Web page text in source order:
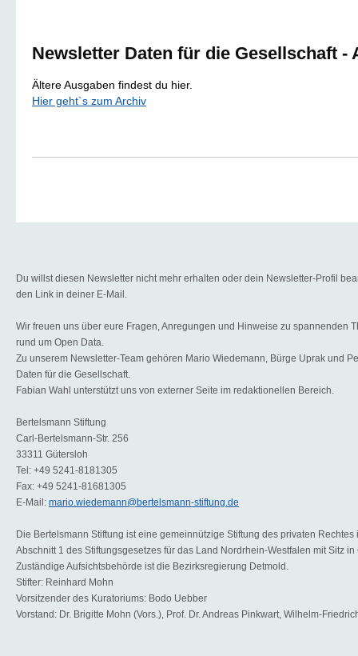
Newsletter Daten für die Gesellschaft -
Ältere Ausgaben findest du hier.
Hier geht`s zum Archiv
Du willst diesen Newsletter nicht mehr erhalten oder dein Newsletter-Profil
den Link in deiner E-Mail.
Wir freuen uns über eure Fragen, Anregungen und Hinweise zu spannenden
rund um Open Data.
Zu unserem Newsletter-Team gehören Mario Wiedemann, Bürge Uprak und
Daten für die Gesellschaft.
Fabian Wahl unterstützt uns von externer Seite im redaktionellen Bereich.
Bertelsmann Stiftung
Carl-Bertelsmann-Str. 256
33311 Gütersloh
Tel: +49 5241-8181305
Fax: +49 5241-81681305
E-Mail: mario.wiedemann@bertelsmann-stiftung.de
Die Bertelsmann Stiftung ist eine gemeinnützige Stiftung des privaten Rechtes
Abschnitt 1 des Stiftungsgesetzes für das Land Nordrhein-Westfalen mit Sitz in
Zuständige Aufsichtsbehörde ist die Bezirksregierung Detmold.
Stifter: Reinhard Mohn
Vorsitzender des Kuratoriums: Bodo Uebber
Vorstand: Dr. Brigitte Mohn (Vors.), Prof. Dr. Andreas Pinkwart, Wilhelm-